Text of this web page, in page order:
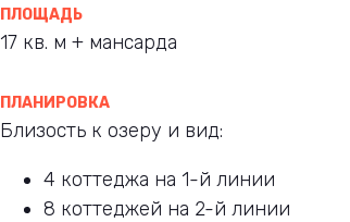
ПЛОЩАДЬ
17 кв. м + мансарда
ПЛАНИРОВКА
Близость к озеру и вид:
4 коттеджа на 1-й линии
8 коттеджей на 2-й линии